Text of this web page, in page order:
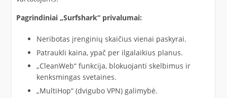
Pagrindiniai „Surfshark“ privalumai:
Neribotas įrenginių skaičius vienai paskyrai.
Patraukli kaina, ypač per ilgalaikius planus.
„CleanWeb“ funkcija, blokuojanti skelbimus ir
kenksmingas svetaines.
„MultiHop“ (dvigubo VPN) galimybė.